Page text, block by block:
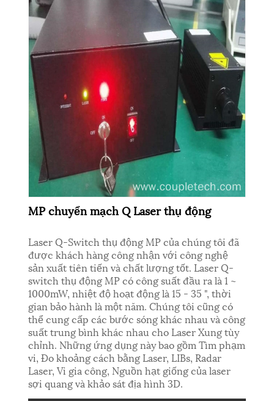
MP chuyển mạch Q Laser thụ động
Laser Q-Switch thụ động MP của chúng tôi đã
được khách hàng công nhận với công nghệ
sản xuất tiên tiến và chất lượng tốt. Laser Q-
switch thụ động MP có công suất đầu ra là 1 ~
1000mW, nhiệt độ hoạt động là 15 - 35 ", thời
gian bảo hành là một năm. Chúng tôi cũng có
thể cung cấp các bước sóng khác nhau và công
suất trung bình khác nhau cho Laser Xung tùy
chỉnh. Những ứng dụng này bao gồm Tìm phạm
vi, Đo khoảng cách bằng Laser, LIBs, Radar
Laser, Vi gia công, Nguồn hạt giống của laser
sợi quang và khảo sát địa hình 3D.